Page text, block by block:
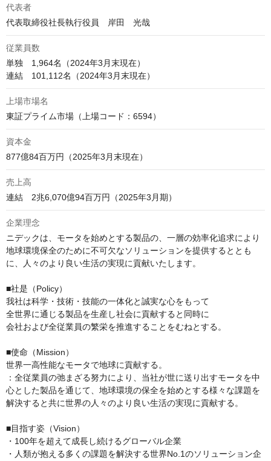
代表者
代表取締役社長執行役員　岸田　光哉
従業員数
単独　1,964名（2024年3月末現在）
連結　101,112名（2024年3月末現在）
上場市場名
東証プライム市場（上場コード：6594）
資本金
877億84百万円（2025年3月末現在）
売上高
連結　2兆6,070億94百万円（2025年3月期）
企業理念
ニデックは、モータを始めとする製品の、一層の効率化追求により
地球環境保全のために不可欠なソリューションを提供するととも
に、人々のより良い生活の実現に貢献いたします。
■社是（Policy）
我社は科学・技術・技能の一体化と誠実な心をもって
全世界に通じる製品を生産し社会に貢献すると同時に
会社および全従業員の繁栄を推進することをむねとする。
■使命（Mission）
世界一高性能なモータで地球に貢献する。
：全従業員の弛まざる努力により、当社が世に送り出すモータを中
心とした製品を通じて、地球環境の保全を始めとする様々な課題を
解決すると共に世界の人々のより良い生活の実現に貢献する。
■目指す姿（Vision）
・100年を超えて成長し続けるグローバル企業
・人類が抱える多くの課題を解決する世界No.1のソリューション企